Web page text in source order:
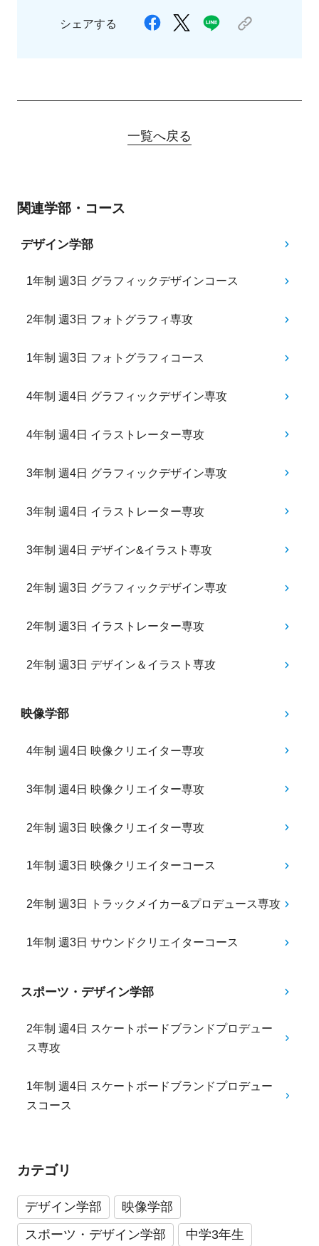
シェアする
一覧へ戻る
関連学部・コース
デザイン学部
1年制 週3日 グラフィックデザインコース
2年制 週3日 フォトグラフィ専攻
1年制 週3日 フォトグラフィコース
4年制 週4日 グラフィックデザイン専攻
4年制 週4日 イラストレーター専攻
3年制 週4日 グラフィックデザイン専攻
3年制 週4日 イラストレーター専攻
3年制 週4日 デザイン&イラスト専攻
2年制 週3日 グラフィックデザイン専攻
2年制 週3日 イラストレーター専攻
2年制 週3日 デザイン＆イラスト専攻
映像学部
4年制 週4日 映像クリエイター専攻
3年制 週4日 映像クリエイター専攻
2年制 週3日 映像クリエイター専攻
1年制 週3日 映像クリエイターコース
2年制 週3日 トラックメイカー&プロデュース専攻
1年制 週3日 サウンドクリエイターコース
スポーツ・デザイン学部
2年制 週4日 スケートボードブランドプロデュー
ス専攻
1年制 週4日 スケートボードブランドプロデュー
スコース
カテゴリ
デザイン学部
映像学部
スポーツ・デザイン学部
中学3年生